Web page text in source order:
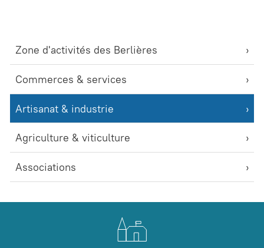
Zone d'activités des Berlières
Commerces & services
Artisanat & industrie
Agriculture & viticulture
Associations